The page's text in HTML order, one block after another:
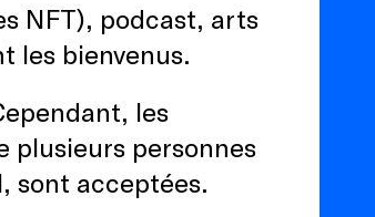
NFT), podcast, arts
les bienvenus.
les
plusieurs personnes
sont acceptées.